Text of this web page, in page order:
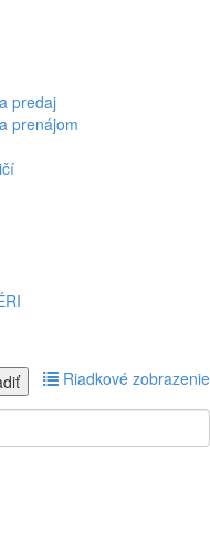
predaj
prenájom
Riadkové zobrazenie